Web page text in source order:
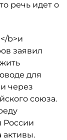
речь идет о
b>и
заявил
для
через
союза.
России
активы.